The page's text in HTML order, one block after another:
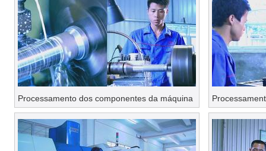
Processamento dos componentes da máquina